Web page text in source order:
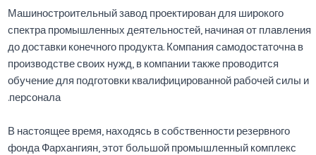
Машиностроительный завод проектирован для широкого
спектра промышленных деятельностей, начиная от плавления
до доставки конечного продукта. Компания самодостаточна в
производстве своих нужд, в компании также проводится
обучение для подготовки квалифицированной рабочей силы и
персонала.
В настоящее время, находясь в собственности резервного
фонда Фархангиян, этот большой промышленный комплекс